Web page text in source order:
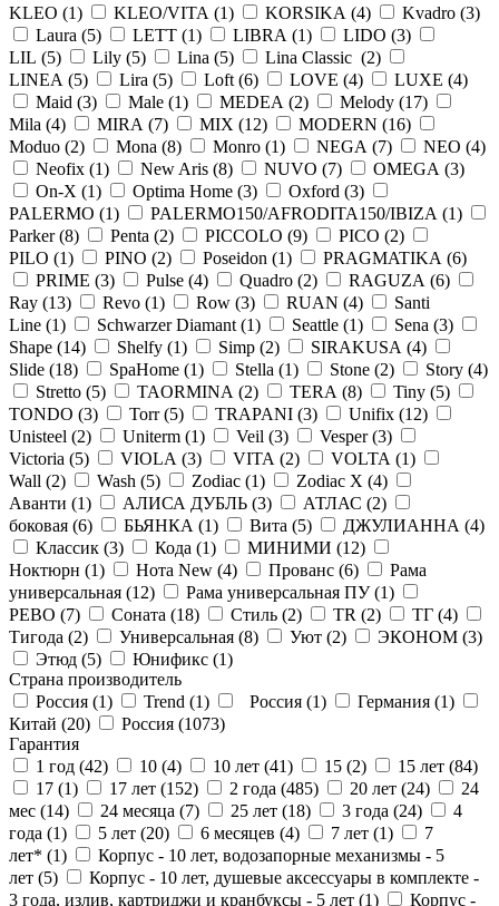
KLEO (1) KLEO/VITA (1) KORSIKA (4) Kvadro (3)
Laura (5) LETT (1) LIBRA (1) LIDO (3)
LIL (5) Lily (5) Lina (5) Lina Classic (2)
LINEA (5) Lira (5) Loft (6) LOVE (4) LUXE (4)
Maid (3) Male (1) MEDEA (2) Melody (17)
Mila (4) MIRA (7) MIX (12) MODERN (16)
Moduo (2) Mona (8) Monro (1) NEGA (7) NEO (4)
Neofix (1) New Aris (8) NUVO (7) OMEGA (3)
On-X (1) Optima Home (3) Oxford (3)
PALERMO (1) PALERMO150/AFRODITA150/IBIZA (1)
Parker (8) Penta (2) PICCOLO (9) PICO (2)
PILO (1) PINO (2) Poseidon (1) PRAGMATIKA (6)
PRIME (3) Pulse (4) Quadro (2) RAGUZA (6)
Ray (13) Revo (1) Row (3) RUAN (4)
Santi
Line (1) Schwarzer Diamant (1) Seattle (1) Sena (3)
Shape (14) Shelfy (1) Simp (2) SIRAKUSA (4)
Slide (18) SpaHome (1) Stella (1) Stone (2) Story (4)
Stretto (5) TAORMINA (2) TERA (8) Tiny (5)
TONDO (3) Torr (5) TRAPANI (3) Unifix (12)
Unisteel (2) Uniterm (1) Veil (3) Vesper (3)
Victoria (5) VIOLA (3) VITA (2) VOLTA (1)
Wall (2) Wash (5) Zodiac (1) Zodiac X (4)
Аванти (1) АЛИСА ДУБЛЬ (3) АТЛАС (2)
боковая (6) БЬЯНКА (1) Вита (5) ДЖУЛИАННА (4)
Классик (3) Кода (1) МИНИМИ (12)
Ноктюрн (1) Нота New (4) Прованс (6)
Рама
универсальная (12) Рама универсальная ПУ (1)
РЕВО (7) Соната (18) Стиль (2) ТR (2) ТГ (4)
Тигода (2) Универсальная (8) Уют (2) ЭКОНОМ (3)
Этюд (5) Юнификс (1)
Страна производитель
Россия (1) Trend (1) Россия (1) Германия (1)
Китай (20) Россия (1073)
Гарантия
1 год (42) 10 (4) 10 лет (41) 15 (2) 15 лет (84)
17 (1) 17 лет (152) 2 года (485) 20 лет (24)
24
мес (14) 24 месяца (7) 25 лет (18) 3 года (24)
4
года (1) 5 лет (20) 6 месяцев (4) 7 лет (1)
7
лет* (1)
Корпус - 10 лет, водозапорные механизмы - 5
лет (5)
Корпус - 10 лет, душевые аксессуары в комплекте -
3 года, излив, картриджи и кранбуксы - 5 лет (1) Корпус -